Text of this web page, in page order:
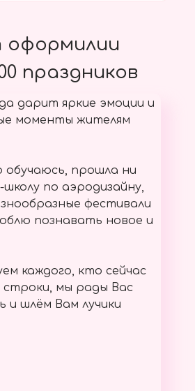
оформилии
праздников
дарит яркие эмоции и
моменты жителям
обучаюсь, прошла ни
по аэродизайну,
фестивали
познавать новое и
каждого, кто сейчас
мы рады Вас
и шлём Вам лучики